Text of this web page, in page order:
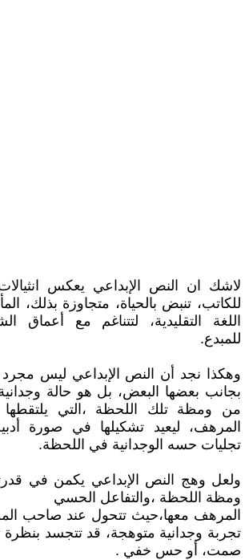
لاشك ان النص الإبداعي يعكس
للكاتب، تنبض بالحياة، متجاوزة بذلك،
اللغة التقليدية، لتتناغم مع أعماق
للمبدع.
وهكذا نجد أن النص الإبداعي ليس
بجانب بعضها البعض، بل هو حالة
من ومظة تلك اللحظة ،التي
المرهف، ليعيد تشكيلها في صورة
تجليات حسه الوجدانية في اللحظة.
ولعل وهج النص الإبداعي يكمن في
ومظة اللحظة ،والتفاعل الحسي
المرهف معها،حيث تتحول عند صاحب
تجربة وجدانية متوهجة، قد تتجسد
صمت، أو حس خفي .